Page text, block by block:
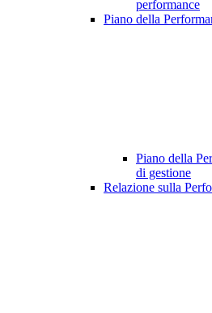
performance
Piano della
Piano della
di gestione
Relazione sulla